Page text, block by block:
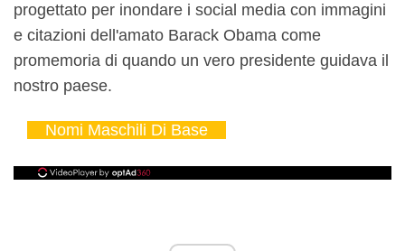
progettato per inondare i social media con immagini
e citazioni dell'amato Barack Obama come
promemoria di quando un vero presidente guidava il
nostro paese.
Nomi Maschili Di Base